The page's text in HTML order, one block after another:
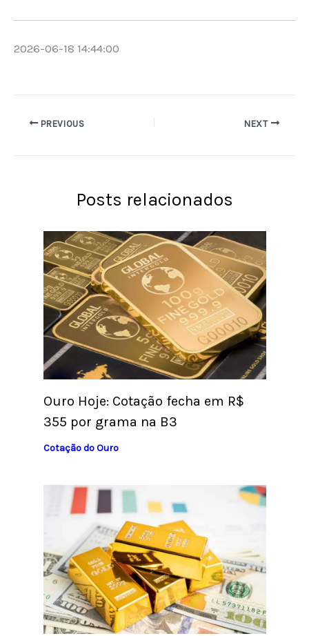
2026-06-18 14:44:00
PREVIOUS NEXT
Posts relacionados
Ouro Hoje: Cotação fecha em R$
355 por grama na B3
Cotação do Ouro